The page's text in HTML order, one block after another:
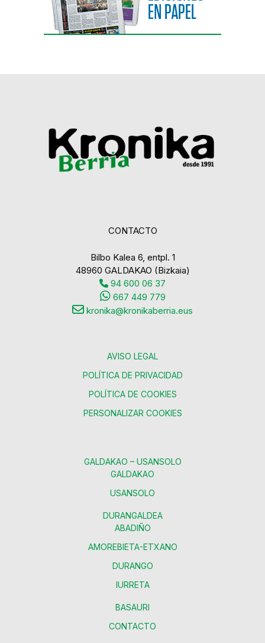
CONTACTO
Bilbo Kalea 6, entpl. 1
48960 GALDAKAO (Bizkaia)
94 600 06 37
667 449 779
kronika@kronikaberria.eus
AVISO LEGAL
POLÍTICA DE PRIVACIDAD
POLÍTICA DE COOKIES
PERSONALIZAR COOKIES
GALDAKAO – USANSOLO
GALDAKAO
USANSOLO
DURANGALDEA
ABADIÑO
AMOREBIETA-ETXANO
DURANGO
IURRETA
BASAURI
CONTACTO